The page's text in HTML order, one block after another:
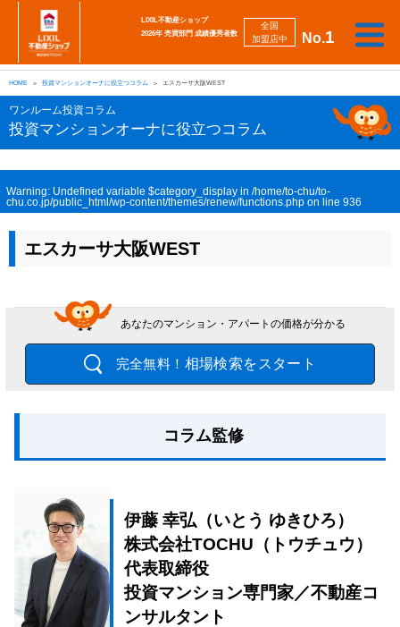
No.1
全国
加盟店中
LIXIL不動産ショップ
2026年 売買部門 成績優秀者数
売
り
た
い
買
い
た
い
相
談
し
た
い
勉
強
し
た
い
強
み
会
社
案
採
用
情
査定
HOME 投資マンションオーナに役立つコラム エスカーサ大阪WEST
ワンルーム投資コラム
投資マンションオーナに役立つコラム
Warning: Undefined variable $category_display in /home/to-chu/to-
chu.co.jp/public_html/wp-content/themes/renew/functions.php on line 936
エスカーサ大阪WEST
あなたのマンション・アパートの価格が分かる
完全無料！ 相場検索をスタート
コラム監修
伊藤 幸弘（いとう ゆきひろ）
株式会社TOCHU（トウチュウ）
代表取締役
投資マンション専門家／不動産コ
ンサルタント